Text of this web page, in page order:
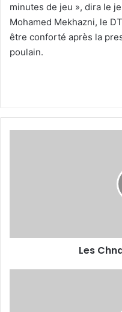
minutes de jeu », dira le
Mohamed Mekhazni, le
être conforté après la
poulain.
Les